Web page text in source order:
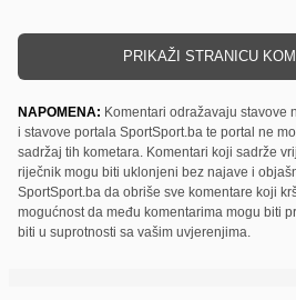
PRIKAŽI STRANICU
NAPOMENA: Komentari odražavaju stavove
i stavove portala SportSport.ba te portal ne
sadržaj tih kometara. Komentari koji sadrže
riječnik mogu biti uklonjeni bez najave i
SportSport.ba da obriše sve komentare koji
mogućnost da među komentarima mogu biti
biti u suprotnosti sa vašim uvjerenjima.